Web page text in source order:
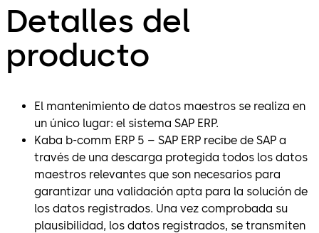
Detalles del
producto
El mantenimiento de datos maestros se realiza en
un único lugar: el sistema SAP ERP.
Kaba b-comm ERP 5 – SAP ERP recibe de SAP a
través de una descarga protegida todos los datos
maestros relevantes que son necesarios para
garantizar una validación apta para la solución de
los datos registrados. Una vez comprobada su
plausibilidad, los datos registrados, se transmiten